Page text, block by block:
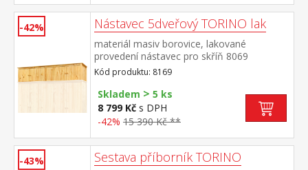
-42% Nástavec 5dveřový TORINO lak
materiál masiv borovice, lakované
provedení nástavec pro skříň 8069
Kód produktu: 8169
Skladem > 5 ks
8 799 Kč s DPH
-42% 15 390 Kč **
-43% Sestava příborník TORINO